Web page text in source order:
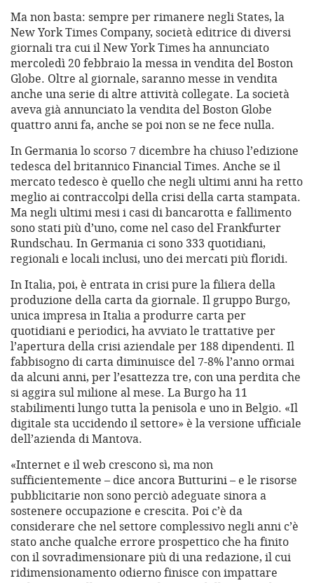
Ma non basta: sempre per rimanere negli States, la
New York Times Company, società editrice di diversi
giornali tra cui il New York Times ha annunciato
mercoledì 20 febbraio la messa in vendita del Boston
Globe. Oltre al giornale, saranno messe in vendita
anche una serie di altre attività collegate. La società
aveva già annunciato la vendita del Boston Globe
quattro anni fa, anche se poi non se ne fece nulla.
In Germania lo scorso 7 dicembre ha chiuso l’edizione
tedesca del britannico Financial Times. Anche se il
mercato tedesco è quello che negli ultimi anni ha retto
meglio ai contraccolpi della crisi della carta stampata.
Ma negli ultimi mesi i casi di bancarotta e fallimento
sono stati più d’uno, come nel caso del Frankfurter
Rundschau. In Germania ci sono 333 quotidiani,
regionali e locali inclusi, uno dei mercati più floridi.
In Italia, poi, è entrata in crisi pure la filiera della
produzione della carta da giornale. Il gruppo Burgo,
unica impresa in Italia a produrre carta per
quotidiani e periodici, ha avviato le trattative per
l’apertura della crisi aziendale per 188 dipendenti. Il
fabbisogno di carta diminuisce del 7-8% l’anno ormai
da alcuni anni, per l’esattezza tre, con una perdita che
si aggira sul milione al mese. La Burgo ha 11
stabilimenti lungo tutta la penisola e uno in Belgio. «Il
digitale sta uccidendo il settore» è la versione ufficiale
dell’azienda di Mantova.
«Internet e il web crescono sì, ma non
sufficientemente – dice ancora Butturini – e le risorse
pubblicitarie non sono perciò adeguate sinora a
sostenere occupazione e crescita. Poi c’è da
considerare che nel settore complessivo negli anni c’è
stato anche qualche errore prospettico che ha finito
con il sovradimensionare più di una redazione, il cui
ridimensionamento odierno finisce con impattare